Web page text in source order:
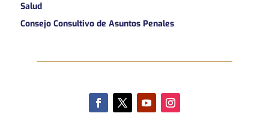
Salud
Consejo Consultivo de Asuntos Penales